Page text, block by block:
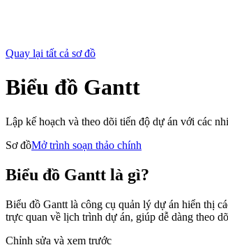
Quay lại tất cả sơ đồ
Biểu đồ Gantt
Lập kế hoạch và theo dõi tiến độ dự án với các
Sơ đồMở trình soạn thảo chính
Biểu đồ Gantt là gì?
Biểu đồ Gantt là công cụ quản lý dự án hiển thị
trực quan về lịch trình dự án, giúp dễ dàng theo
Chỉnh sửa và xem trước